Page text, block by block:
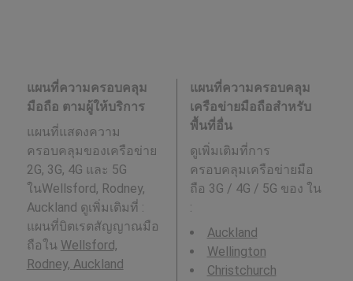
แผนที่ความครอบคลุม
มือถือ ตามผู้ให้บริการ
แผนที่แสดงความ
ครอบคลุมของเครือข่าย
2G, 3G, 4G และ 5G
ในWellsford, Rodney,
Auckland ดูเพิ่มเติมที่ :
แผนที่บิตเรตสัญญาณมือ
ถือใน Wellsford,
Rodney, Auckland
แผนที่ความครอบคลุม
เครือข่ายมือถือสำหรับ
พื้นที่อื่น
ดูเพิ่มเติมที่การ
ครอบคลุมเครือข่ายมือ
ถือ 3G / 4G / 5G ของ ใน
:
Auckland
Wellington
Christchurch